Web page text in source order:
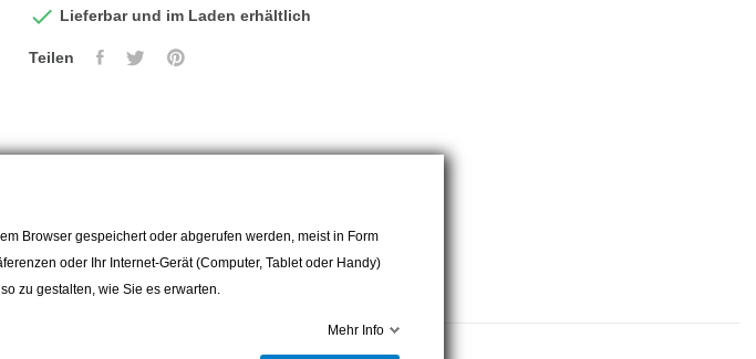
 Lieferbar und im Laden erhältlich
Teilen
Browser gespeichert oder abgerufen werden, meist in Form
oder Ihr Internet-Gerät (Computer, Tablet oder Handy)
zu gestalten, wie Sie es erwarten.
Mehr Info